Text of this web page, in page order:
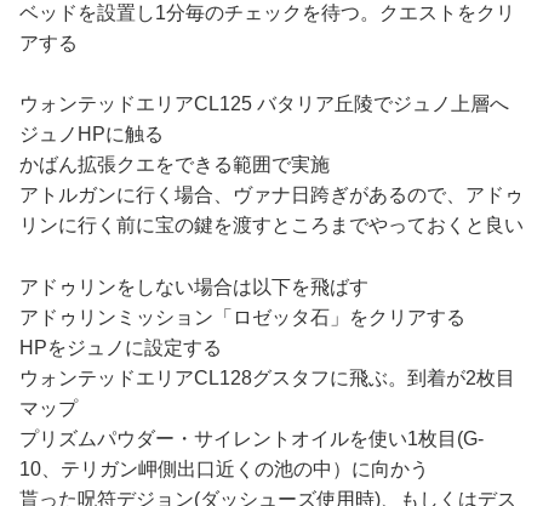
ベッドを設置し1分毎のチェックを待つ。クエストをクリ
アする
ウォンテッドエリアCL125 バタリア丘陵でジュノ上層へ
ジュノHPに触る
かばん拡張クエをできる範囲で実施
アトルガンに行く場合、ヴァナ日跨ぎがあるので、アドゥ
リンに行く前に宝の鍵を渡すところまでやっておくと良い
アドゥリンをしない場合は以下を飛ばす
アドゥリンミッション「ロゼッタ石」をクリアする
HPをジュノに設定する
ウォンテッドエリアCL128グスタフに飛ぶ。到着が2枚目
マップ
プリズムパウダー・サイレントオイルを使い1枚目(G-
10、テリガン岬側出口近くの池の中）に向かう
貰った呪符デジョン(ダッシューズ使用時)、もしくはデス